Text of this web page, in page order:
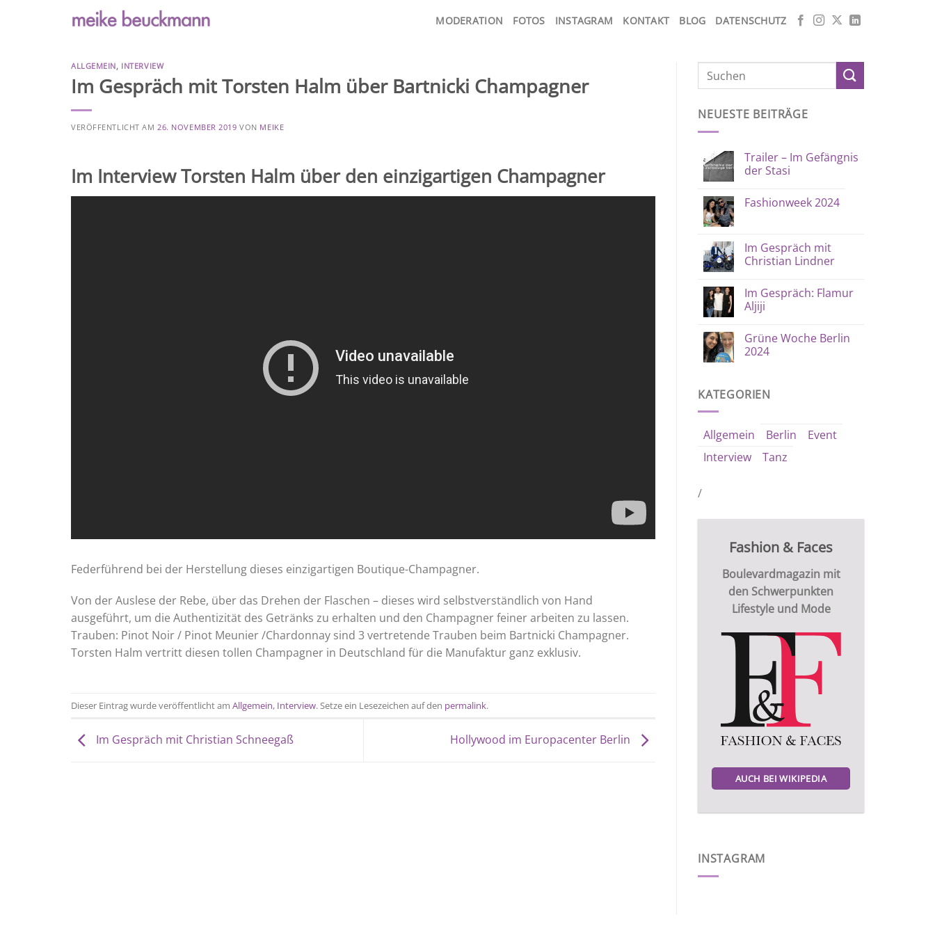
MODERATION FOTOS INSTAGRAM KONTAKT BLOG DATENSCHUTZ
ALLGEMEIN, INTERVIEW
Im Gespräch mit Torsten Halm über Bartnicki Champagner
VERÖFFENTLICHT AM 26. NOVEMBER 2019 VON MEIKE
Im Interview Torsten Halm über den einzigartigen Champagner
Federführend bei der Herstellung dieses einzigartigen Boutique-Champagner.
Von der Auslese der Rebe, über das Drehen der Flaschen – dieses wird selbstverständlich von Hand
ausgeführt, um die Authentizität des Getränks zu erhalten und den Champagner feiner arbeiten zu lassen.
Trauben: Pinot Noir / Pinot Meunier /Chardonnay sind 3 vertretende Trauben beim Bartnicki Champagner.
Torsten Halm vertritt diesen tollen Champagner in Deutschland für die Manufaktur ganz exklusiv.
Dieser Eintrag wurde veröffentlicht am Allgemein, Interview. Setze ein Lesezeichen auf den permalink.
Im Gespräch mit Christian Schneegaß Hollywood im Europacenter Berlin
NEUESTE BEITRÄGE
Trailer – Im Gefängnis
der Stasi
Fashionweek 2024
Im Gespräch mit
Christian Lindner
Im Gespräch: Flamur
Aljiji
Grüne Woche Berlin
2024
KATEGORIEN
Allgemein Berlin
Event
Interview
Tanz
/
Fashion & Faces
Boulevardmagazin mit
den Schwerpunkten
Lifestyle und Mode
AUCH BEI WIKIPEDIA
INSTAGRAM